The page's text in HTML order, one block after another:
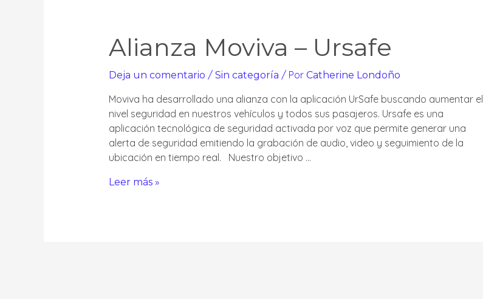
Alianza Moviva – Ursafe
Deja un comentario / Sin categoría / Por Catherine Londoño
Moviva ha desarrollado una alianza con la aplicación UrSafe buscando aumentar el
nivel seguridad en nuestros vehículos y todos sus pasajeros. Ursafe es una
aplicación tecnológica de seguridad activada por voz que permite generar una
alerta de seguridad emitiendo la grabación de audio, video y seguimiento de la
ubicación en tiempo real. Nuestro objetivo …
Leer más »